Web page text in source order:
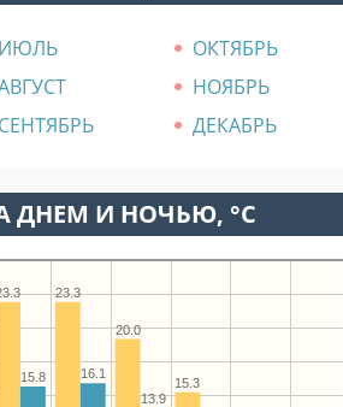
ИЮЛЬ
ОКТЯБРЬ
НОЯБРЬ
СЕНТЯБРЬ ДЕКАБРЬ
ДНЕМ И НОЧЬЮ, °C
15.3
20.0
23.3
13.9
16.1
15.8